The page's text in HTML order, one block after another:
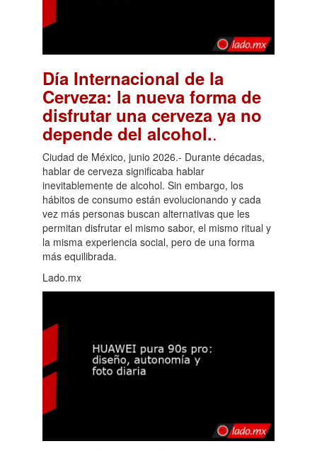
Día Internacional de la
Cerveza: la nueva forma de
disfrutar una cerveza ya no
depende del alcohol..
Ciudad de México, junio 2026.- Durante décadas,
hablar de cerveza significaba hablar
inevitablemente de alcohol. Sin embargo, los
hábitos de consumo están evolucionando y cada
vez más personas buscan alternativas que les
permitan disfrutar el mismo sabor, el mismo ritual y
la misma experiencia social, pero de una forma
más equilibrada.
Lado.mx